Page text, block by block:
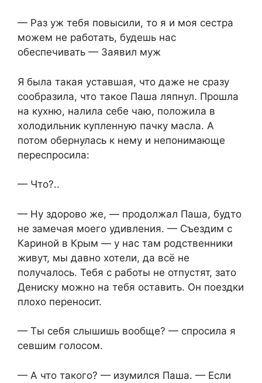
— Раз уж тебя повысили, то я и моя сестра
можем не работать, будешь нас
обеспечивать — Заявил муж
Я была такая уставшая, что даже не сразу
сообразила, что такое Паша ляпнул. Прошла
на кухню, налила себе чаю, положила в
холодильник купленную пачку масла. А
потом обернулась к нему и непонимающе
переспросила:
— Что?..
— Ну здорово же, — продолжал Паша, будто
не замечая моего удивления. — Съездим с
Кариной в Крым — у нас там родственники
живут, мы давно хотели, да всё не
получалось. Тебя с работы не отпустят, зато
Дениску можно на тебя оставить. Он поездки
плохо переносит.
— Ты себя слышишь вообще? — спросила я
севшим голосом.
— А что такого? — изумился Паша. — Если